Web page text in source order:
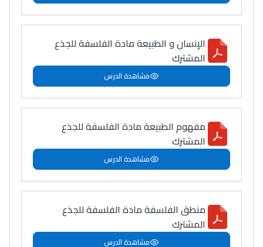
الإنسان و الطبيعة مادة الفلسفة للجذع
المشترك
مشاهدة الدرس
مفهوم الطبيعة مادة الفلسفة للجذع
المشترك
مشاهدة الدرس
منطق الفلسفة مادة الفلسفة للجذع
المشترك
مشاهدة الدرس